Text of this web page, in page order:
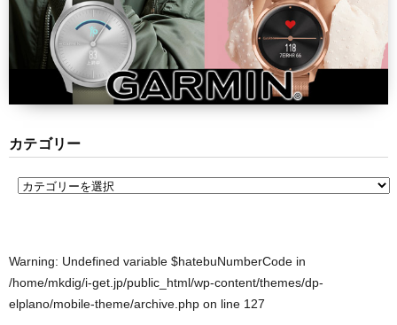
カテゴリー
Warning: Undefined variable $hatebuNumberCode in
/home/mkdig/i-get.jp/public_html/wp-content/themes/dp-
elplano/mobile-theme/archive.php on line 127